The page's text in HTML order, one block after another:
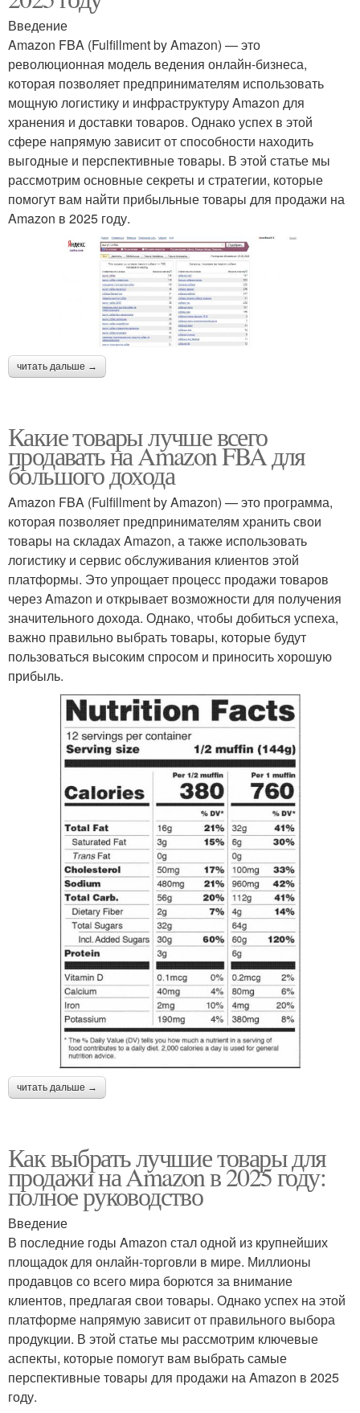
Введение
Amazon FBA (Fulfillment by Amazon) — это
революционная модель ведения онлайн-бизнеса,
которая позволяет предпринимателям использовать
мощную логистику и инфраструктуру Amazon для
хранения и доставки товаров. Однако успех в этой
сфере напрямую зависит от способности находить
выгодные и перспективные товары. В этой статье мы
рассмотрим основные секреты и стратегии, которые
помогут вам найти прибыльные товары для продажи на
Amazon в 2025 году.
читать дальше →
Какие товары лучше всего
продавать на Amazon FBA для
большого дохода
Amazon FBA (Fulfillment by Amazon) — это программа,
которая позволяет предпринимателям хранить свои
товары на складах Amazon, а также использовать
логистику и сервис обслуживания клиентов этой
платформы. Это упрощает процесс продажи товаров
через Amazon и открывает возможности для получения
значительного дохода. Однако, чтобы добиться успеха,
важно правильно выбрать товары, которые будут
пользоваться высоким спросом и приносить хорошую
прибыль.
читать дальше →
Как выбрать лучшие товары для
продажи на Amazon в 2025 году:
полное руководство
Введение
В последние годы Amazon стал одной из крупнейших
площадок для онлайн-торговли в мире. Миллионы
продавцов со всего мира борются за внимание
клиентов, предлагая свои товары. Однако успех на этой
платформе напрямую зависит от правильного выбора
продукции. В этой статье мы рассмотрим ключевые
аспекты, которые помогут вам выбрать самые
перспективные товары для продажи на Amazon в 2025
году.